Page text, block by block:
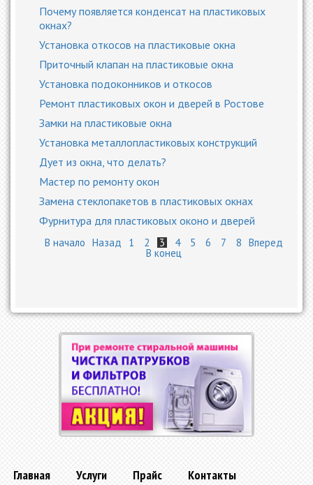
Почему появляется конденсат на пластиковых
окнах?
Установка откосов на пластиковые окна
Приточный клапан на пластиковые окна
Установка подоконников и откосов
Ремонт пластиковых окон и дверей в Ростове
Замки на пластиковые окна
Установка металлопластиковых конструкций
Дует из окна, что делать?
Мастер по ремонту окон
Замена стеклопакетов в пластиковых окнах
Фурнитура для пластиковых оконо и дверей
В начало Назад 1 2 3 4 5 6 7 8 Вперед
В конец
Главная Услуги Прайс Контакты